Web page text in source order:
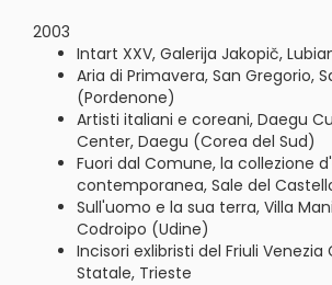
2003
Intart XXV, Galerija Jakopič,
Aria di Primavera, San Gregorio,
(Pordenone)
Artisti italiani e coreani, Daegu
Center, Daegu (Corea del Sud)
Fuori dal Comune, la collezione
contemporanea, Sale del
Sull'uomo e la sua terra, Villa
Codroipo (Udine)
Incisori exlibristi del Friuli Venezia
Statale, Trieste